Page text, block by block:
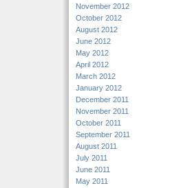
November 2012
October 2012
August 2012
June 2012
May 2012
April 2012
March 2012
January 2012
December 2011
November 2011
October 2011
September 2011
August 2011
July 2011
June 2011
May 2011